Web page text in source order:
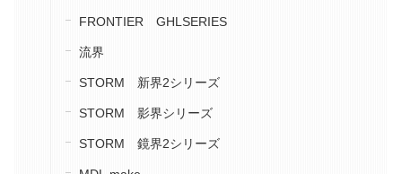
FRONTIER GHLSERIES
流界
STORM 新界2シリーズ
STORM 影界シリーズ
STORM 鏡界2シリーズ